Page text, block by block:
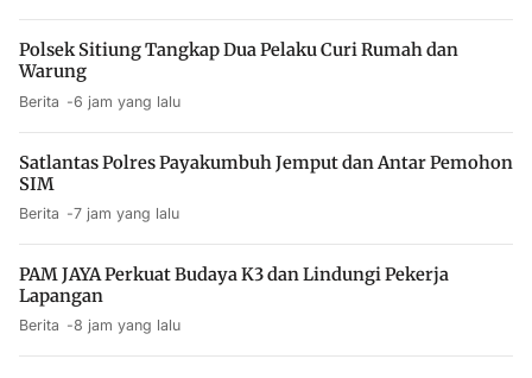
Polsek Sitiung Tangkap Dua Pelaku Curi Rumah dan
Warung
Berita 6 jam yang lalu
Satlantas Polres Payakumbuh Jemput dan Antar Pemohon
SIM
Berita 7 jam yang lalu
PAM JAYA Perkuat Budaya K3 dan Lindungi Pekerja
Lapangan
Berita 8 jam yang lalu